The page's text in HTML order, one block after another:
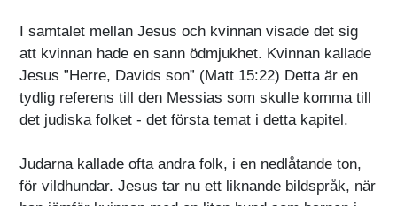
I samtalet mellan Jesus och kvinnan visade det sig
att kvinnan hade en sann ödmjukhet. Kvinnan kallade
Jesus ”Herre, Davids son” (Matt 15:22) Detta är en
tydlig referens till den Messias som skulle komma till
det judiska folket - det första temat i detta kapitel.
Judarna kallade ofta andra folk, i en nedlåtande ton,
för vildhundar. Jesus tar nu ett liknande bildspråk, när